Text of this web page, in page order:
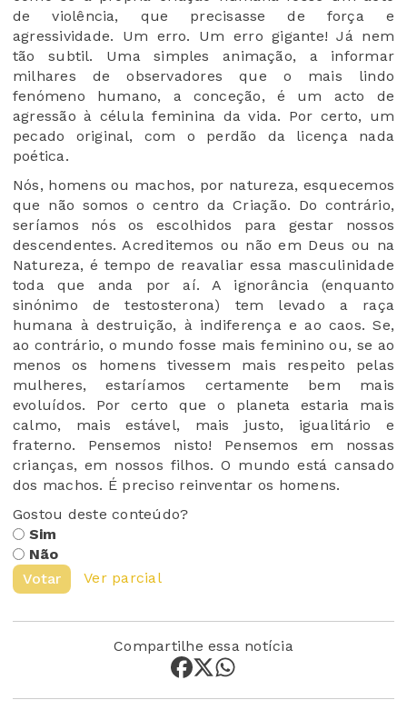
de violência, que precisasse de força e
agressividade. Um erro. Um erro gigante! Já nem
tão subtil. Uma simples animação, a informar
milhares de observadores que o mais lindo
fenómeno humano, a conceção, é um acto de
agressão à célula feminina da vida. Por certo, um
pecado original, com o perdão da licença nada
poética.
Nós, homens ou machos, por natureza, esquecemos
que não somos o centro da Criação. Do contrário,
seríamos nós os escolhidos para gestar nossos
descendentes. Acreditemos ou não em Deus ou na
Natureza, é tempo de reavaliar essa masculinidade
toda que anda por aí. A ignorância (enquanto
sinónimo de testosterona) tem levado a raça
humana à destruição, à indiferença e ao caos. Se,
ao contrário, o mundo fosse mais feminino ou, se ao
menos os homens tivessem mais respeito pelas
mulheres, estaríamos certamente bem mais
evoluídos. Por certo que o planeta estaria mais
calmo, mais estável, mais justo, igualitário e
fraterno. Pensemos nisto! Pensemos em nossas
crianças, em nossos filhos. O mundo está cansado
dos machos. É preciso reinventar os homens.
Gostou deste conteúdo?
Sim
Não
Votar
Ver parcial
Compartilhe essa notícia